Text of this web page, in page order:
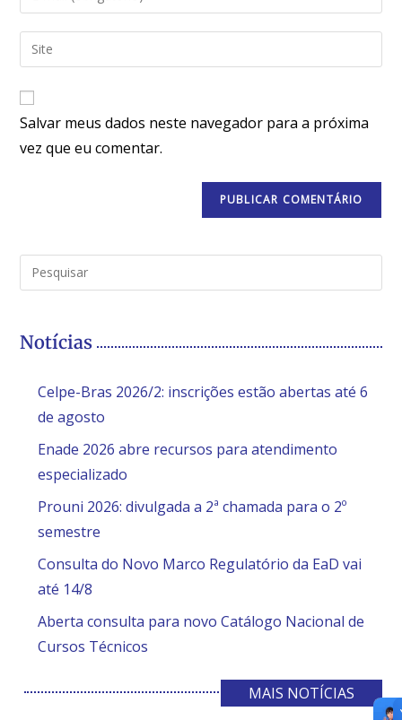
Salvar meus dados neste navegador para a próxima
vez que eu comentar.
Notícias
Celpe-Bras 2026/2: inscrições estão abertas até 6
de agosto
Enade 2026 abre recursos para atendimento
especializado
Prouni 2026: divulgada a 2ª chamada para o 2º
semestre
Consulta do Novo Marco Regulatório da EaD vai
até 14/8
Aberta consulta para novo Catálogo Nacional de
Cursos Técnicos
MAIS NOTÍCIAS